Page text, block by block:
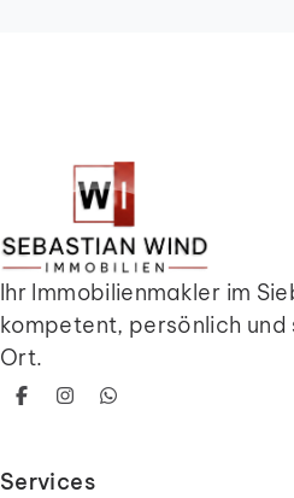
Ihr Immobilienmakler im
kompetent, persönlich
Ort.
Facebook
InstagramWhatsApp
Services